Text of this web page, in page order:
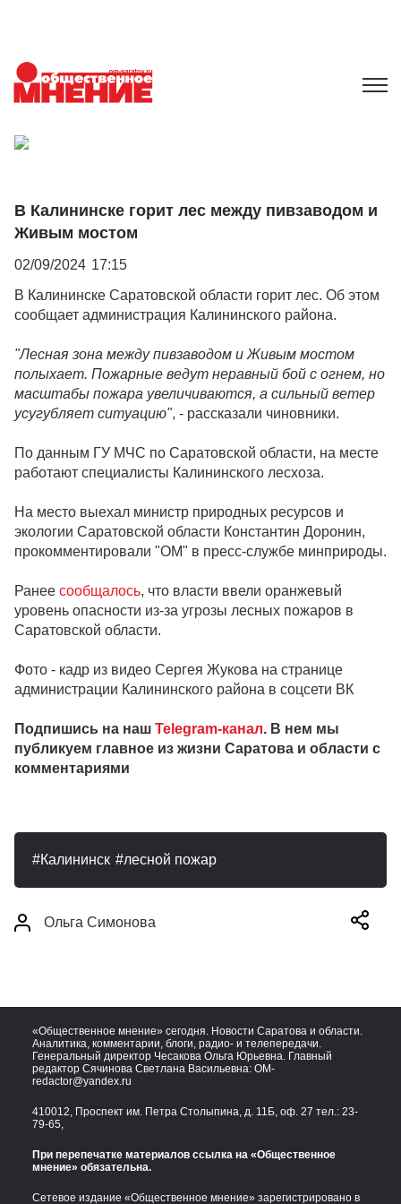
В Калининске горит лес между пивзаводом и
Живым мостом
02/09/2024 17:15
В Калининске Саратовской области горит лес. Об этом
сообщает администрация Калининского района.
"Лесная зона между пивзаводом и Живым мостом
полыхает. Пожарные ведут неравный бой с огнем, но
масштабы пожара увеличиваются, а сильный ветер
усугубляет ситуацию", - рассказали чиновники.
По данным ГУ МЧС по Саратовской области, на месте
работают специалисты Калининского лесхоза.
На место выехал министр природных ресурсов и
экологии Саратовской области Константин Доронин,
прокомментировали "ОМ" в пресс-службе минприроды.
Ранее сообщалось, что власти ввели оранжевый
уровень опасности из-за угрозы лесных пожаров в
Саратовской области.
Фото - кадр из видео Сергея Жукова на странице
администрации Калининского района в соцсети ВК
Подпишись на наш Telegram-канал. В нем мы
публикуем главное из жизни Саратова и области с
комментариями
Калининск лесной пожар
Ольга Симонова
«Общественное мнение» сегодня. Новости Саратова и области.
Аналитика, комментарии, блоги, радио- и телепередачи.
Генеральный директор Чесакова Ольга Юрьевна. Главный
редактор Сячинова Светлана Васильевна: OM-
redactor@yandex.ru
410012, Проспект им. Петра Столыпина, д. 11Б, оф. 27 тел.: 23-
79-65,
При перепечатке материалов ссылка на «Общественное
мнение» обязательна.
Сетевое издание «Общественное мнение» зарегистрировано в